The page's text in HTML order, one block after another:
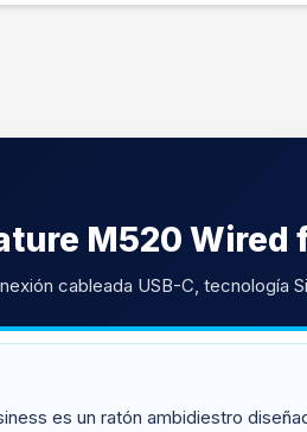
M520 Wired
cableada USB-C, tecnología
es un ratón ambidiestro